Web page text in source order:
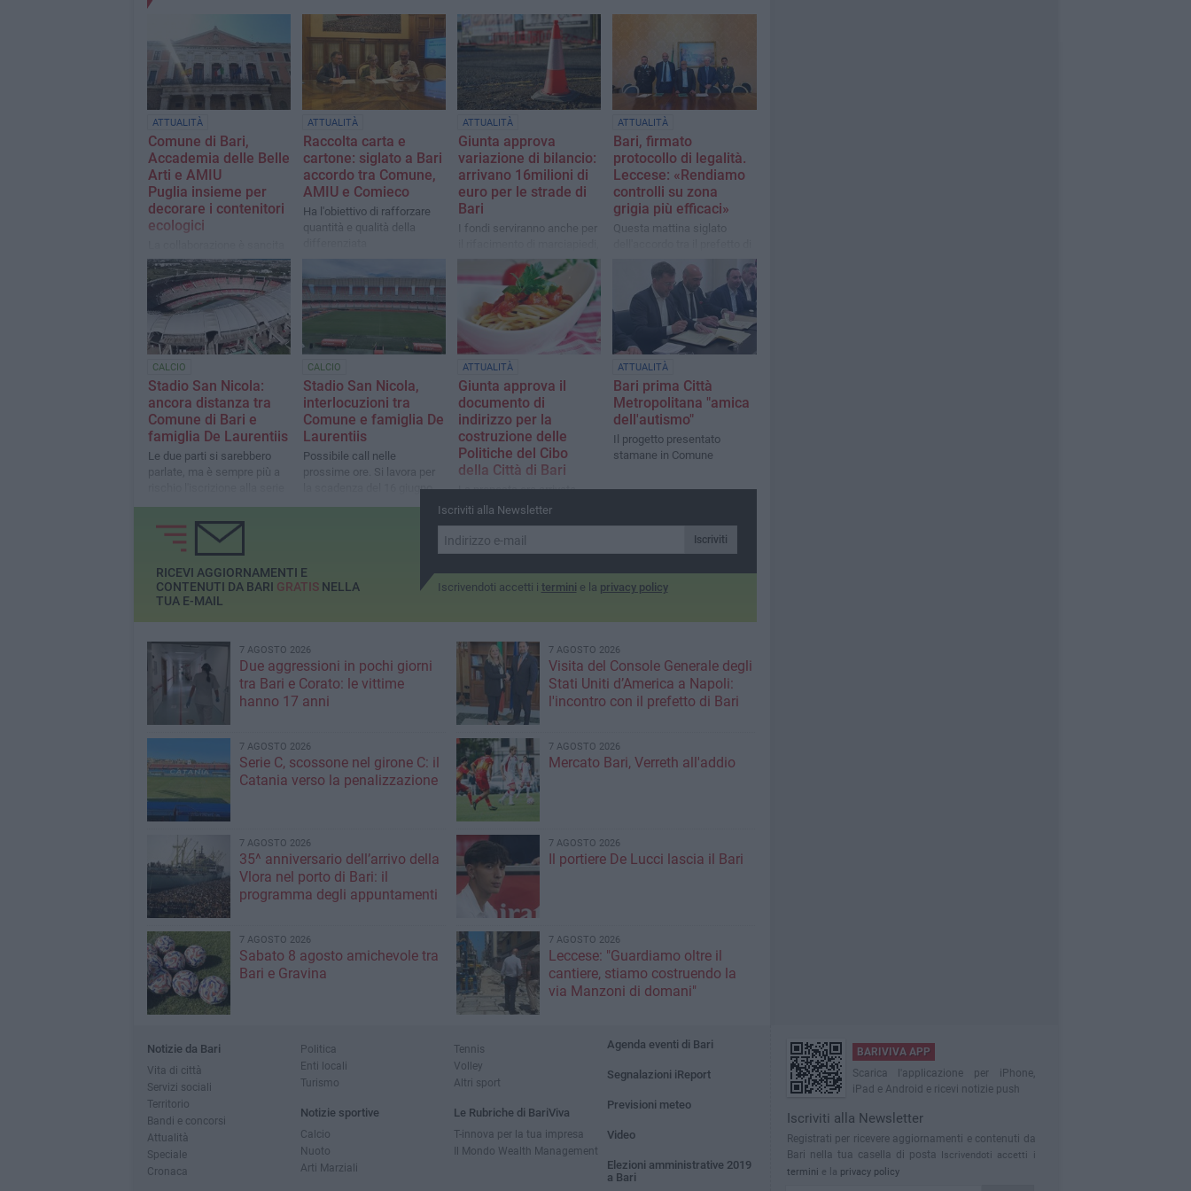
ATTUALITÀ
Comune di Bari,
Accademia delle Belle
Arti​ e AMIU
Puglia insieme per
decorare i contenitori
ecologici
dal Protocollo d'Intesa
ATTUALITÀ
Raccolta carta e
cartone: siglato a Bari
accordo tra Comune,
AMIU e Comieco
Ha l'obiettivo di rafforzare
quantità e qualità della
ATTUALITÀ
Giunta approva
variazione di bilancio:
arrivano 16milioni di
euro per le strade di
Bari
I fondi serviranno anche per
scuole ed impianti e per la
manutenzione del verde
ATTUALITÀ
Bari, firmato
protocollo di legalità.
Leccese: «Rendiamo
controlli su zona
grigia più efficaci»
Questa mattina siglato
Bari Francesco Russo e dal
sindaco Vito Leccese
CALCIO
Stadio San Nicola:
ancora distanza tra
Comune di Bari e
famiglia De Laurentiis
Le due parti si sarebbero
parlate, ma è sempre più a
C
CALCIO
Stadio San Nicola,
interlocuzioni tra
Comune e famiglia De
Laurentiis
Possibile call nelle
prossime ore. Si lavora per
la scadenza del 16 giugno
ATTUALITÀ
Giunta approva il
documento di
indirizzo per la
costruzione delle
Politiche del Cibo
della Città di Bari
La proposta era arrivata
direttamente dal sindaco
ATTUALITÀ
Bari prima Città
Metropolitana "amica
dell'autismo"
Il progetto presentato
stamane in Comune
Iscriviti alla Newsletter
Iscriviti
Iscrivendoti accetti i termini e la privacy policy
RICEVI AGGIORNAMENTI E
CONTENUTI DA BARI GRATISNELLA
TUA E-MAIL
7 AGOSTO 2026
Due aggressioni in pochi giorni
tra Bari e Corato: le vittime
hanno 17 anni
7 AGOSTO 2026
Visita del Console Generale degli
Stati Uniti d’America a Napoli:
l'incontro con il prefetto di Bari
7 AGOSTO 2026
Serie C, scossone nel girone C: il
Catania verso la penalizzazione
7 AGOSTO 2026
Mercato Bari, Verreth all'addio
7 AGOSTO 2026
35^ anniversario dell’arrivo della
Vlora nel porto di Bari: il
programma degli appuntamenti
7 AGOSTO 2026
Il portiere De Lucci lascia il Bari
7 AGOSTO 2026
Sabato 8 agosto amichevole tra
Bari e Gravina
7 AGOSTO 2026
Leccese: "Guardiamo oltre il
cantiere, stiamo costruendo la
via Manzoni di domani"
Notizie da Bari
Vita di città
Servizi sociali
Territorio
Bandi e concorsi
Attualità
Speciale
Cronaca
Politica
Enti locali
Turismo
Notizie sportive
Calcio
Nuoto
Arti Marziali
Tennis
Volley
Altri sport
Le Rubriche di BariViva
T-innova per la tua impresa
Il Mondo Wealth Management
Agenda eventi di Bari
Segnalazioni iReport
Previsioni meteo
Video
Elezioni amministrative 2019
a Bari
BARIVIVA APP
Scarica l'applicazione per iPhone,
iPad e Android e ricevi notizie push
Iscriviti alla Newsletter
Registrati per ricevere aggiornamenti e contenuti da
Bari nella tua casella di posta Iscrivendoti accetti i
termini e la privacy policy